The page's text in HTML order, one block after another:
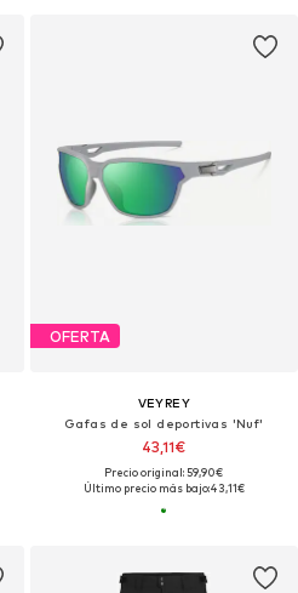
OFERTA
VEYREY
Gafas de sol deportivas 'Nuf'
43,11€
Precio original: 59,90€
Último precio más bajo:43,11€